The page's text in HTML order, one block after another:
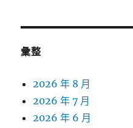
彙整
2026 年 8 月
2026 年 7 月
2026 年 6 月